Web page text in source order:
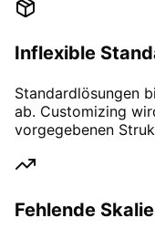
Inflexible
Standardlösungen
ab. Customizing
vorgegebenen
Fehlende